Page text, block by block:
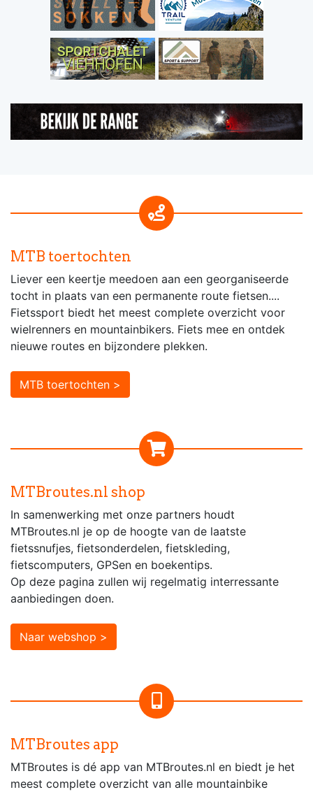
MTB toertochten
Liever een keertje meedoen aan een georganiseerde
tocht in plaats van een permanente route fietsen....
Fietssport biedt het meest complete overzicht voor
wielrenners en mountainbikers. Fiets mee en ontdek
nieuwe routes en bijzondere plekken.
MTB toertochten >
MTBroutes.nl shop
In samenwerking met onze partners houdt
MTBroutes.nl je op de hoogte van de laatste
fietssnufjes, fietsonderdelen, fietskleding,
fietscomputers, GPSen en boekentips.
Op deze pagina zullen wij regelmatig interressante
aanbiedingen doen.
Naar webshop >
MTBroutes app
MTBroutes is dé app van MTBroutes.nl en biedt je het
meest complete overzicht van alle mountainbike